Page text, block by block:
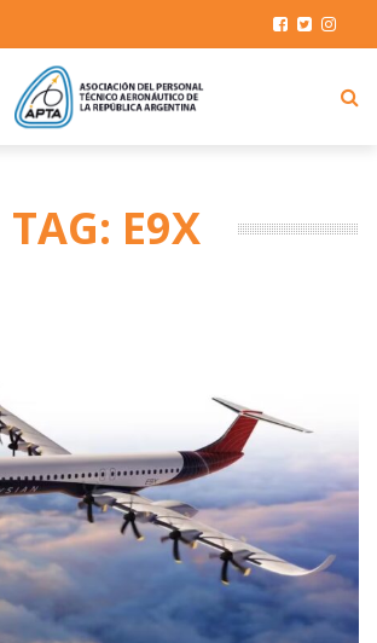
TAG: E9X